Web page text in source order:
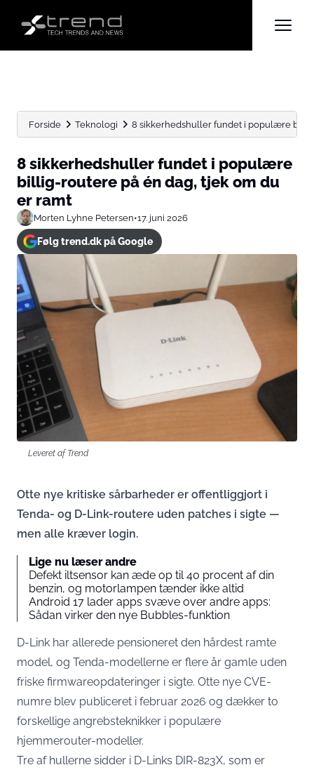
Forside Teknologi 8 sikkerhedshuller fundet i populære
8 sikkerhedshuller fundet i populære
billig-routere på én dag, tjek om du
er ramt
Morten Lyhne Petersen•17. juni 2026
Følg trend.dk på Google
Leveret af Trend
Otte nye kritiske sårbarheder er offentliggjort i
Tenda- og D-Link-routere uden patches i sigte —
men alle kræver login.
Lige nu læser andre
Defekt iltsensor kan æde op til 40 procent af din
benzin, og motorlampen tænder ikke altid
Android 17 lader apps svæve over andre apps:
Sådan virker den nye Bubbles-funktion
D-Link har allerede pensioneret den hårdest ramte
model, og Tenda-modellerne er flere år gamle uden
friske firmwareopdateringer i sigte. Otte nye CVE-
numre blev publiceret i februar 2026 og dækker to
forskellige angrebsteknikker i populære
hjemmerouter-modeller.
Tre af hullerne sidder i D-Links DIR-823X, som er